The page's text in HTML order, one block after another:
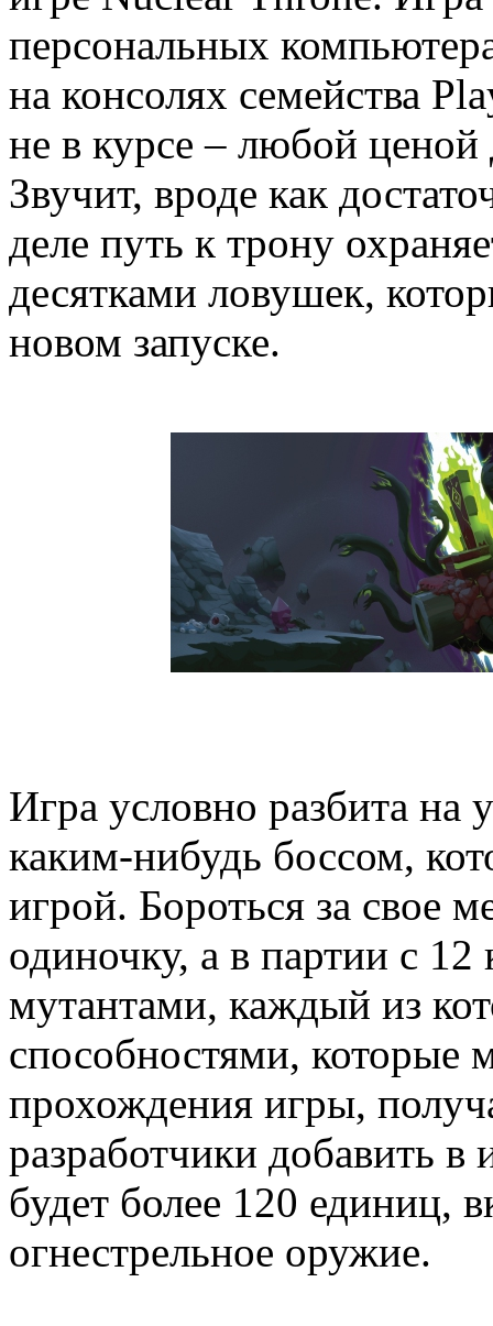
персональных
на консолях семейства
не в курсе – любой
Звучит, вроде как
деле путь к трону
десятками ловушек,
новом запуске.
Игра условно разбита на
каким-нибудь боссом,
игрой. Бороться за свое
одиночку, а в партии с
мутантами, каждый из
способностями, которые
прохождения игры,
разработчики добавить в
будет более 120 единиц,
огнестрельное оружие.